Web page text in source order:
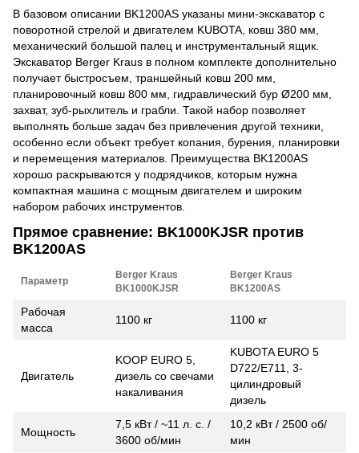
В базовом описании BK1200AS указаны мини-экскаватор с
поворотной стрелой и двигателем KUBOTA, ковш 380 мм,
механический большой палец и инструментальный ящик.
Экскаватор Berger Kraus в полном комплекте дополнительно
получает быстросъем, траншейный ковш 200 мм,
планировочный ковш 800 мм, гидравлический бур Ø200 мм,
захват, зуб-рыхлитель и грабли. Такой набор позволяет
выполнять больше задач без привлечения другой техники,
особенно если объект требует копания, бурения, планировки
и перемещения материалов. Преимущества BK1200AS
хорошо раскрываются у подрядчиков, которым нужна
компактная машина с мощным двигателем и широким
набором рабочих инструментов.
Прямое сравнение: BK1000KJSR против
BK1200AS
Параметр
Berger Kraus
BK1000KJSR
Berger Kraus
BK1200AS
Рабочая
масса
1100 кг 1100 кг
Двигатель
KOOP EURO 5,
дизель со свечами
накаливания
KUBOTA EURO 5
D722/E711, 3-
цилиндровый
дизель
Мощность
7,5 кВт / ~11 л. с. /
3600 об/мин
10,2 кВт / 2500 об/
мин